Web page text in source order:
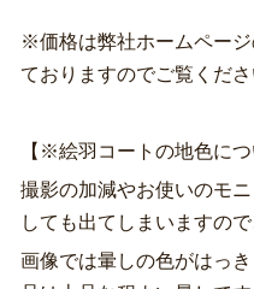
※価格は弊社ホームペー
ておりますのでご覧くださ
【※絵羽コートの地色につ
撮影の加減やお使いのモ
しても出てしまいますの
画像では暈しの色がはっ